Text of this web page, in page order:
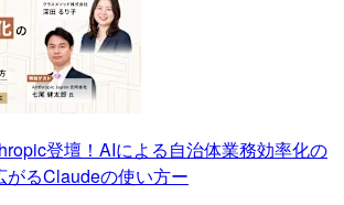
登壇！AIによる自治体業務効率化の
るClaudeの使い方ー